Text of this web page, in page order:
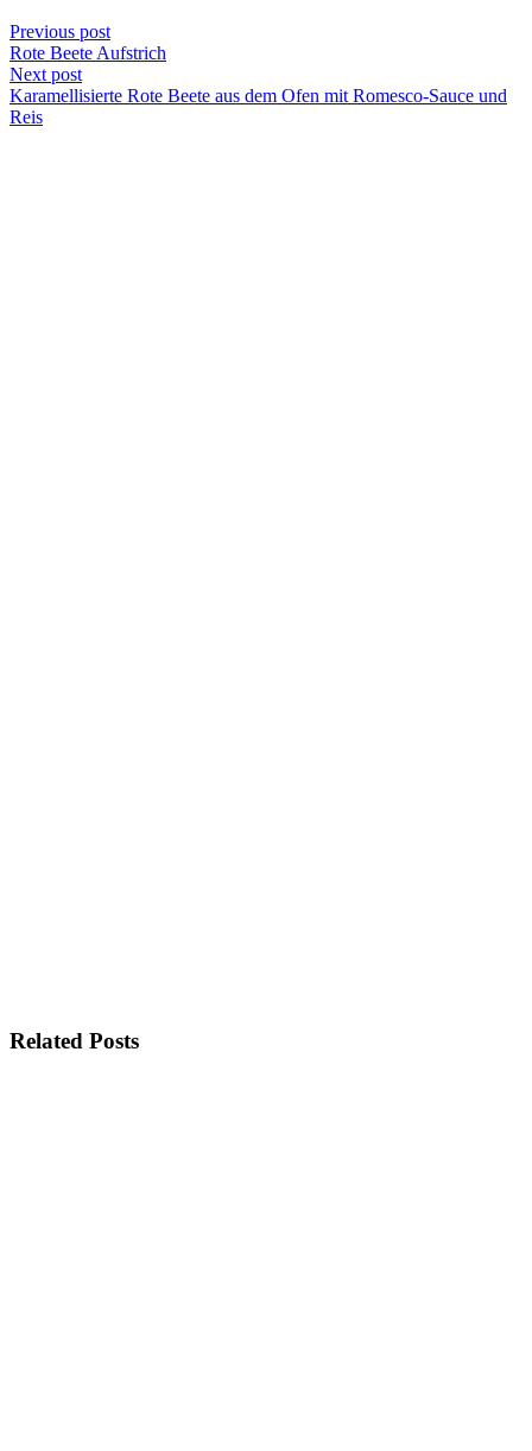
Previous post
Rote Beete Aufstrich
Next post
Karamellisierte Rote Beete aus dem Ofen mit Romesco-Sauce und
Reis
Related Posts